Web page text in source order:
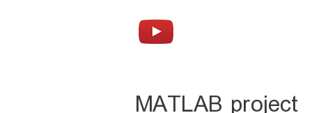
MATLAB project